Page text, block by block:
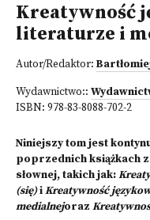
Kreatywność
literaturze i
Autor/Redaktor:
Wydawnictwo::
ISBN: 978-83-8088-702-2
Niniejszy tom jest
poprzednich książkach
słownej, takich jak:
(się)iKreatywność
medialnejoraz